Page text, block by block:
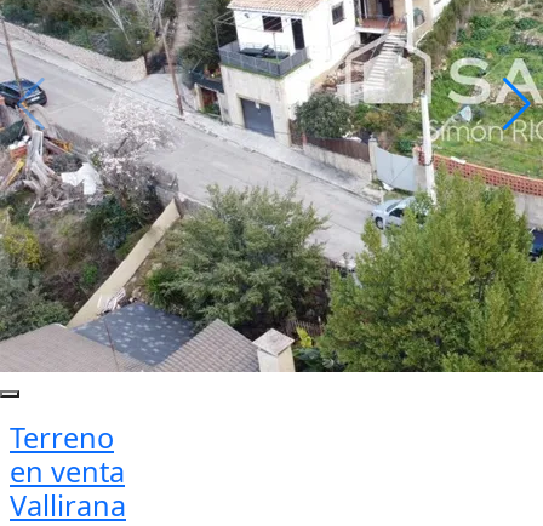
Terreno
en venta
Vallirana